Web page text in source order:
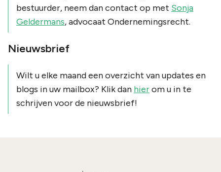
bestuurder, neem dan contact op met Sonja
Geldermans, advocaat Ondernemingsrecht.
Nieuwsbrief
Wilt u elke maand een overzicht van updates en
blogs in uw mailbox? Klik dan hierom u in te
schrijven voor de nieuwsbrief!